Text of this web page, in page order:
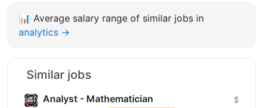
📊 Average salary range of similar jobs in
analytics →
Similar jobs
Analyst - Mathematician $